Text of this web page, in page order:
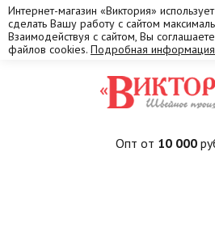
Интернет-магазин «Виктория»
сделать Вашу работу с сайтом
Взаимодействуя с сайтом, Вы
файлов cookies. Подробная
Опт от 10 000